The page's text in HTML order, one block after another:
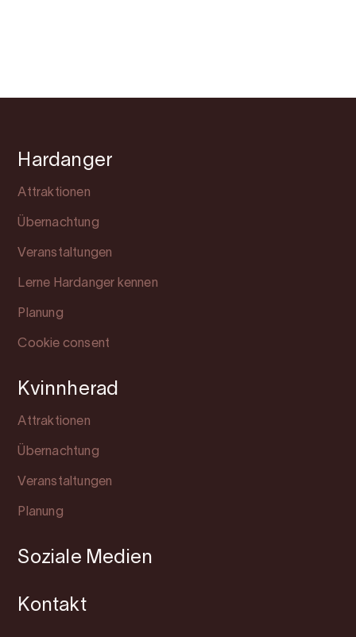
Hardanger
Attraktionen
Übernachtung
Veranstaltungen
Lerne Hardanger kennen
Planung
Cookie consent
Kvinnherad
Attraktionen
Übernachtung
Veranstaltungen
Planung
Soziale Medien
Kontakt